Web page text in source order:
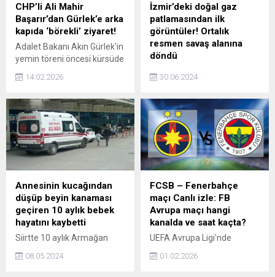
CHP’li Ali Mahir
Başarır’dan Gürlek’e arka
kapıda ‘börekli’ ziyaret!
Adalet Bakanı Akın Gürlek'in
yemin töreni öncesi kürsüde
CHP'lilerBakan Gürlek'in
için kürsüyü işgal etmeye
çalıştı. CHP'li Ali Mahir
Başarır'ın arka odada Bakan
Gürlek ile görüştüğü iddia
edildi.
14.02.2026
İzmir’deki doğal gaz
patlamasından ilk
görüntüler! Ortalık
resmen savaş alanına
döndü
binada meydana gelen
kişi hayatını kaybederken
olay yerinden ilk görüntüler
de geldi. Servis edilen
fotoğraflarda sokağın savaş
alanına döndüğü ve can
pazarı yaşandığı görülüyor.
30.06.2024
Annesinin kucağından
düşüp beyin kanaması
geçiren 10 aylık bebek
hayatını kaybetti
Siirtte 10 aylık Armağan
Aydar, annesinin
kucağından düşüp beyin
08.05.2024
FCSB – Fenerbahçe
maçı Canlı izle: FB
Avrupa maçı hangi
kanalda ve saat kaçta?
UEFA Avrupa Ligi'nde
heyecan dorukta.
Temsilcimiz Fenerbahçe, lig
01.02.2026